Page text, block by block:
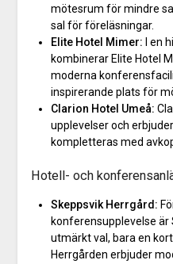
mötesrum för mindre
sal för föreläsningar.
Elite Hotel Mimer: I en
kombinerar Elite Hotel
moderna
inspirerande plats för
Clarion Hotel Umeå:
upplevelser och
kompletteras med
Hotell- och
Skeppsvik Herrgård:
konferensupplevelse är
utmärkt val, bara en
Herrgården erbjuder